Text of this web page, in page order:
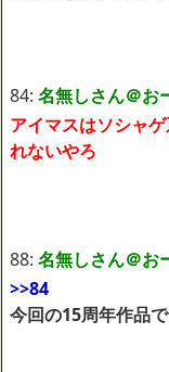
84: 名無しさん＠お
アイマスはソシャ
れないやろ
88: 名無しさん＠お
>>84
今回の15周年作品